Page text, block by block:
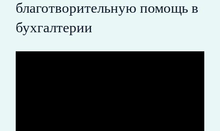
благотворительную помощь в
бухгалтерии